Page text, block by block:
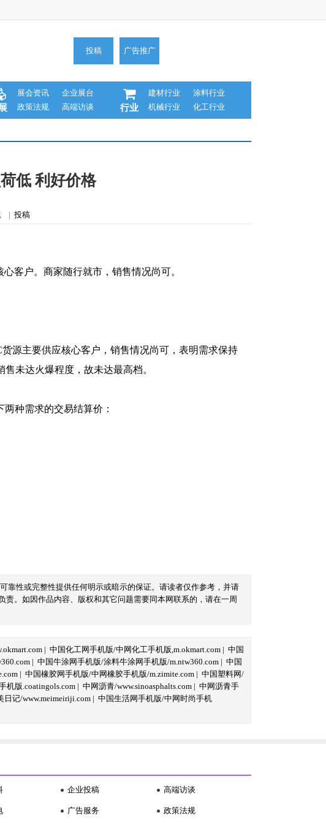
投稿 广告推广
展会资讯
企业展台
政策法规
高端访谈 行业
建材行业
涂料行业
机械行业
化工行业
低 利好价格
| 投稿
客户。商家随行就市，销售情况尚可。
源主要供应核心客户，销售情况尚可，表明需求保持
未达火爆程度，故未达最高档。
种需求的交易结算价：
靠性或完整性提供任何明示或暗示的保证。请读者仅作参考，并请
。如因作品内容、版权和其它问题需要同本网联系的，请在一周
| 中国化工网手机版/中网化工手机版,m.okmart.com | 中国
| 中国牛涂网手机版/涂料牛涂网手机版/m.ntw360.com | 中国
| 中国橡胶网手机版/中网橡胶手机版/m.zimite.com | 中国塑料网/
机版.coatingols.com | 中网沥青/www.sinoasphalts.com | 中网沥青手
日记/www.meimeiriji.com | 中国生活网手机版/中网时尚手机
企业投稿
广告服务
高端访谈
政策法规